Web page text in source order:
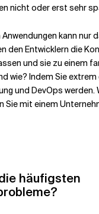
nicht oder erst sehr
kann nur
den Entwicklern die
und sie zu einem
wie? Indem Sie extrem
und DevOps werden.
Sie mit einem
häufigsten